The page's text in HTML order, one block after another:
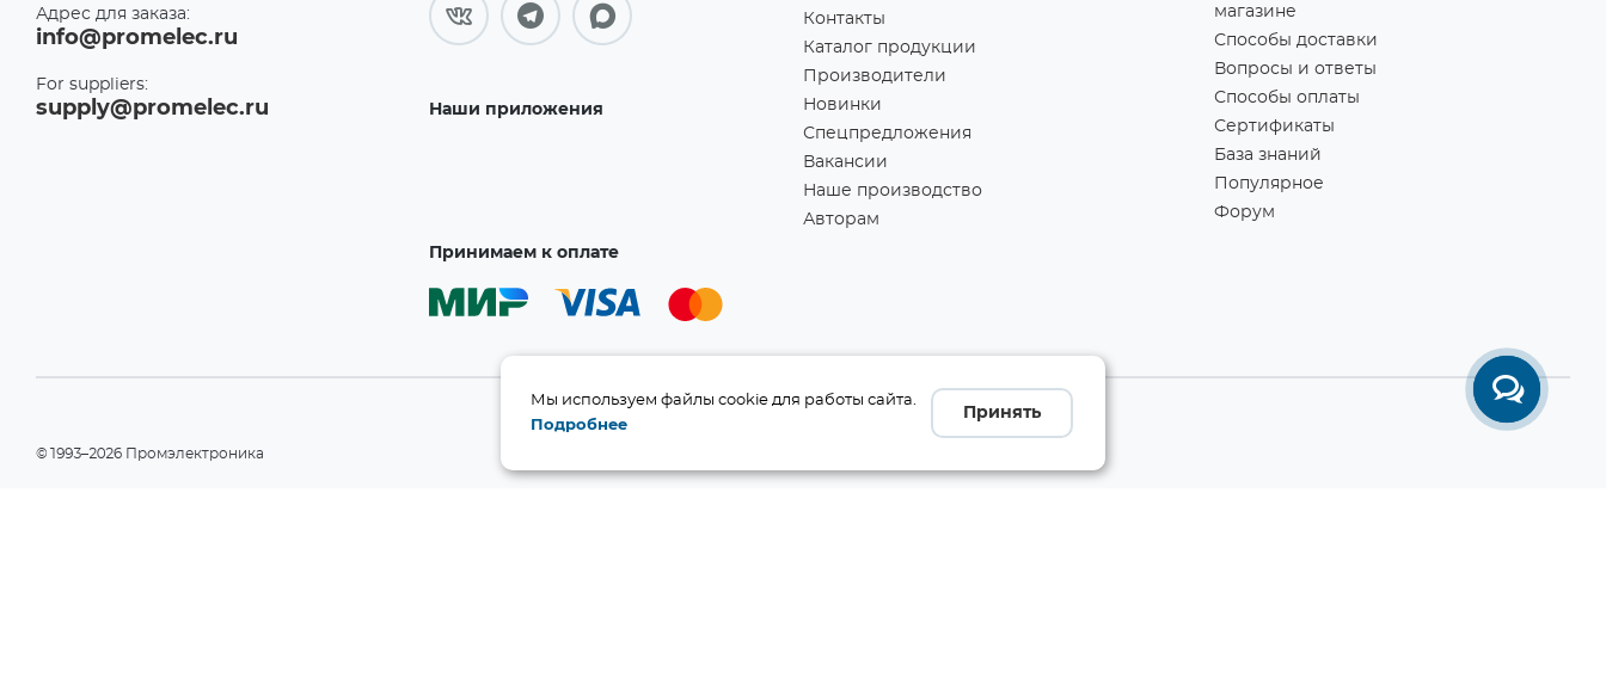
Адрес для заказа:
info@promelec.ru
For suppliers:
supply@promelec.ru Наши приложения
Принимаем к оплате
Контакты
Каталог продукции
Производители
Новинки
Спецпредложения
Вакансии
Наше производство
Авторам
магазине
Способы доставки
Вопросы и ответы
Способы оплаты
Сертификаты
База знаний
Популярное
Форум
©1993–2026 Промэлектроника
Мы используем файлы cookie для работы сайта.
Подробнее
Принять